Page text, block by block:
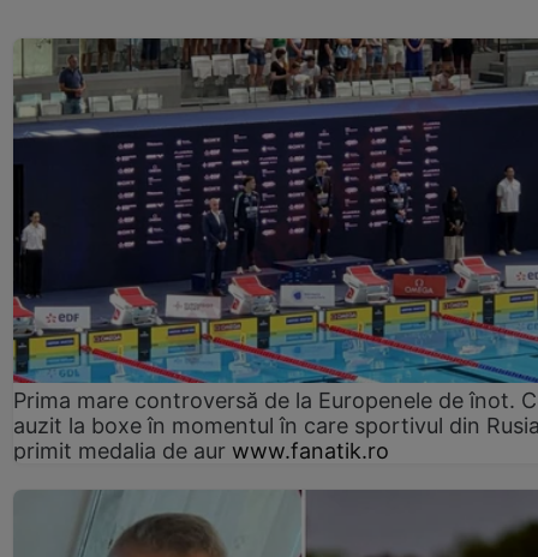
Prima mare controversă de la Europenele de înot.
auzit la boxe în momentul în care sportivul din
primit medalia de aur www.fanatik.ro